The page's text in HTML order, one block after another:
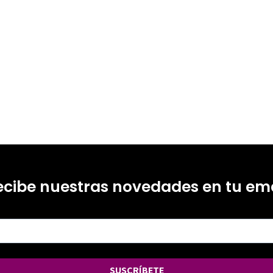
nuestras novedades en tu
SUSCRÍBETE